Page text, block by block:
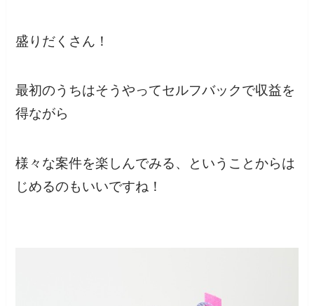
盛りだくさん！
最初のうちはそうやってセルフバックで収益を
得ながら
様々な案件を楽しんでみる、ということからは
じめるのもいいですね！